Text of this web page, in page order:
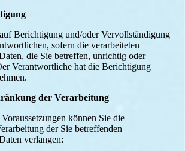
Berichtigung und/oder Vervollständigung
sofern die verarbeiteten
die Sie betreffen, unrichtig oder
Verantwortliche hat die Berichtigung
der Verarbeitung
können Sie die
der Sie betreffenden
verlangen: